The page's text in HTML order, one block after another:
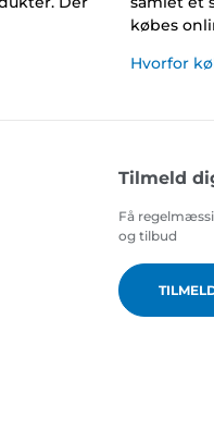
købes
Hvorfor
Tilmeld
Få
og tilbud